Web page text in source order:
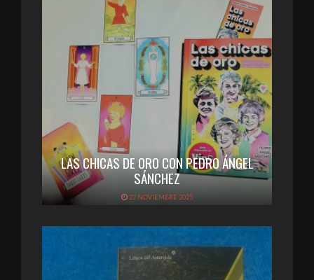
LAS CHICAS DE ORO CON PEDRO ÁNGEL
SÁNCHEZ
22 NOVIEMBRE 2025